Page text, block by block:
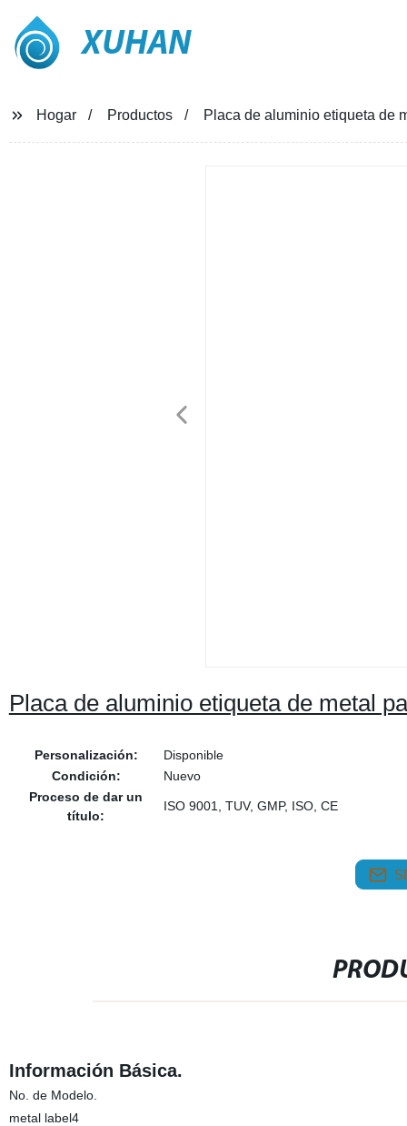
XUHAN
Hogar Productos Placa de aluminio etiqueta de
Placa de aluminio etiqueta de metal
Personalización:
Disponible
Condición:
Nuevo
Proceso de dar un
título:
ISO 9001, TUV, GMP, ISO, CE
Información Básica.
No. de Modelo.
metal label4